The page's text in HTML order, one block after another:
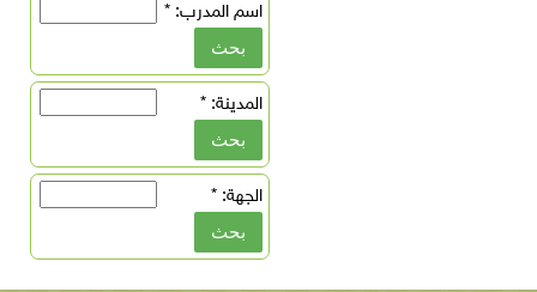
اسم المدرب: *
المدينة: *
الجهة: *